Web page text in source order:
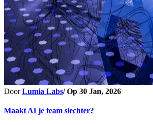
DoorLumia Labs/ Op 30 Jan, 2026
Maakt AI je team slechter?